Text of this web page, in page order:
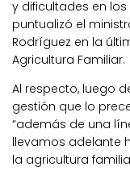
y dificultades en
puntualizó el
Rodríguez en la
Agricultura Familiar.
Al respecto, luego
gestión que lo
“además de una
llevamos adelante
la agricultura